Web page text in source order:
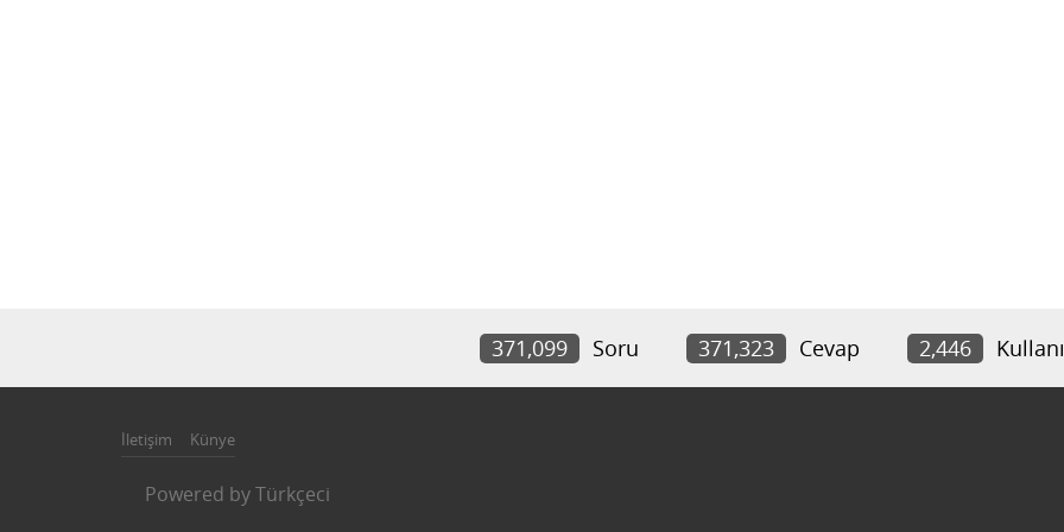
371,099 Soru 371,323 Cevap 2,446
İletişim Künye
Powered byTürkçeci